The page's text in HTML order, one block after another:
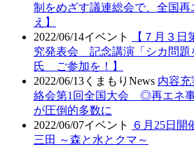
制をめざす議連総会で、全国
え】
2022/06/14イベント
【７月３
究発表会 記念講演「シカ問題
氏 ご参加を！】
2022/06/13 くまもりNews 内容
絡会第1回全国大会 ◎再エネ
が圧倒的多数に
2022/06/07イベント
６月25日開
三田 ～森と水とクマ～